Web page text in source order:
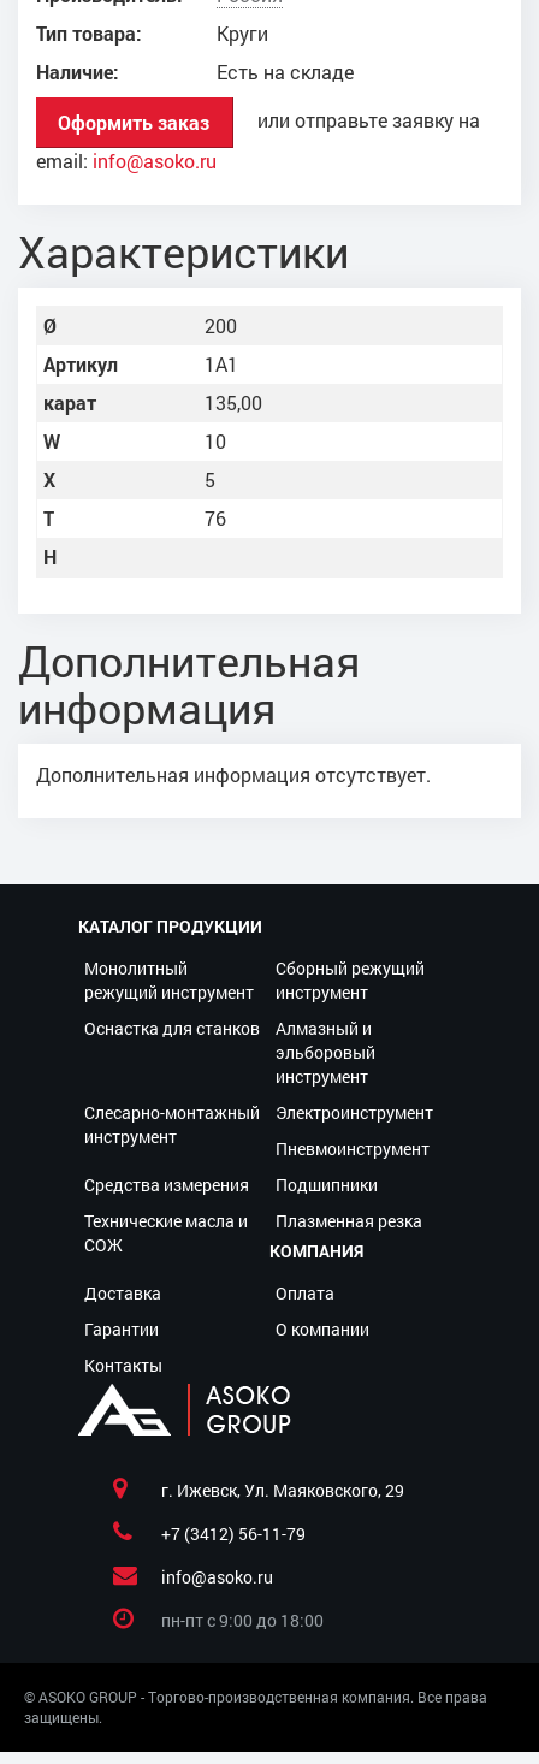
Тип товара:
Круги
Наличие:
Есть на складе
Оформить заказ
или отправьте заявку на
email: info@asoko.ru
Характеристики
Ø
200
Артикул
1A1
карат
135,00
W
10
X
5
Т
76
Н
Дополнительная
информация
Дополнительная информация отсутствует.
КАТАЛОГ ПРОДУКЦИИ
Монолитный
режущий инструмент
Сборный режущий
инструмент
Оснастка для станков
Алмазный и
эльборовый
инструмент
Слесарно-монтажный
инструмент
Электроинструмент
Пневмоинструмент
Средства измерения
Подшипники
Технические масла и
СОЖ
Плазменная резка
КОМПАНИЯ
Доставка
Оплата
Гарантии
О компании
Контакты
г. Ижевск, Ул. Маяковского, 29
+7 (3412) 56-11-79
info@asoko.ru
пн-пт c 9:00 до 18:00
© ASOKO GROUP - Торгово-производственная компания. Все права
защищены.